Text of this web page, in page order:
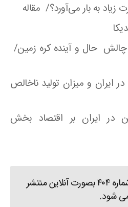
به بار می‌آورد؟/ مقاله
چالش حال و آینده کره زمین/
در ایران و میزان تولید ناخالص
در ایران بر اقتصاد بخش
ماهنامه پیام آبادگران شماره ۴۰۴ بصورت آنلاین منتشر
شود.